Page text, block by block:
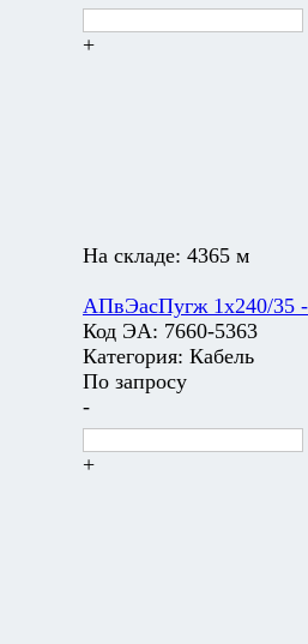
+
На складе: 4365 м
АПвЭасПугж 1х240/35
Код ЭА: 7660-5363
Категория: Кабель
По запросу
-
+